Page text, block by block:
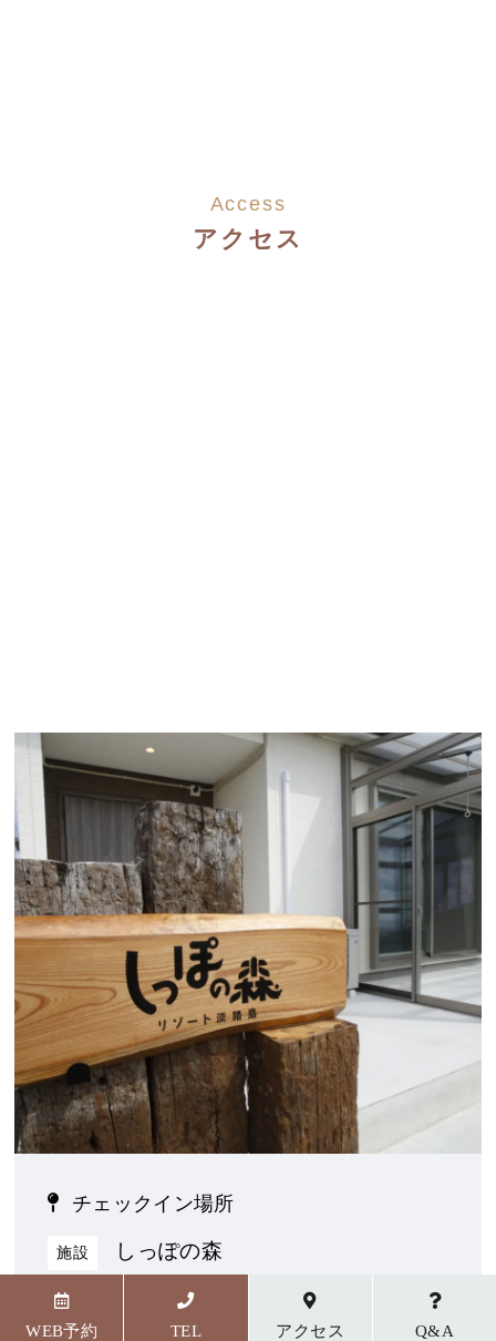
Access
アクセス
チェックイン場所
施設 しっぽの森
〒656-1727 兵庫県淡路市野島貴船23番地5
WEB予約
TEL アクセス Q&A